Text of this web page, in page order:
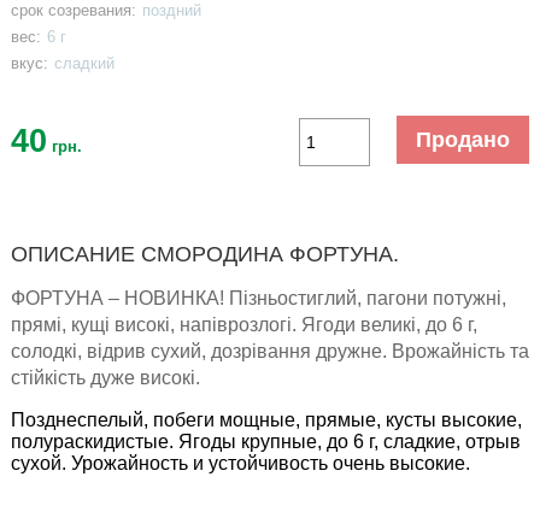
срок созревания: поздний
вес: 6 г
вкус: сладкий
40 грн. Продано
ОПИСАНИЕ СМОРОДИНА ФОРТУНА.
ФОРТУНА – НОВИНКА! Пізньостиглий, пагони потужні,
прямі, кущі високі, напіврозлогі. Ягоди великі, до 6 г,
солодкі, відрив сухий, дозрівання дружне. Врожайність та
стійкість дуже високі.
Позднеспелый, побеги мощные, прямые, кусты высокие,
полураскидистые. Ягоды крупные, до 6 г, сладкие, отрыв
сухой. Урожайность и устойчивость очень высокие.